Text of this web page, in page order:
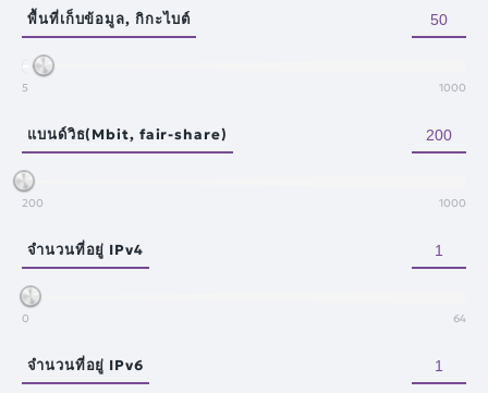
พื้นที่เก็บข้อมูล, กิกะไบต์
5 1000
แบนด์วิธ(Mbit, fair-share)
200 1000
จำนวนที่อยู่ IPv4
0 64
จำนวนที่อยู่ IPv6